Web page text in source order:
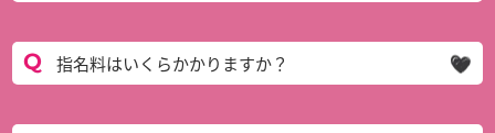
指名料はいくらかかりますか？